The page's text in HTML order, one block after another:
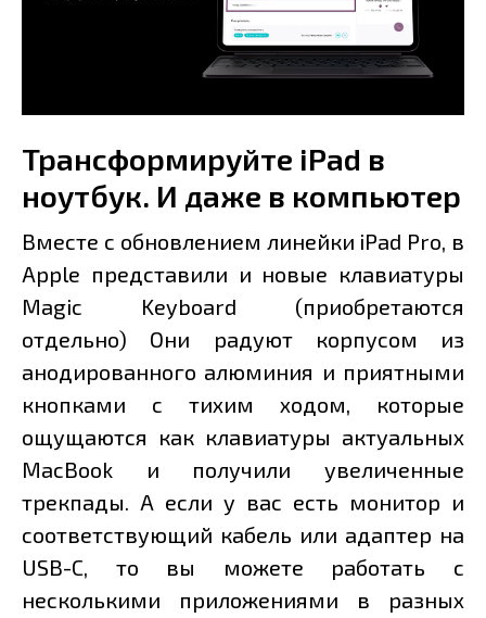
Трансформируйте iPad в
ноутбук. И даже в компьютер
Вместе с обновлением линейки iPad Pro, в
Apple представили и новые клавиатуры
Magic Keyboard (приобретаются
отдельно) Они радуют корпусом из
анодированного алюминия и приятными
кнопками с тихим ходом, которые
ощущаются как клавиатуры актуальных
MacBook и получили увеличенные
трекпады. А если у вас есть монитор и
соответствующий кабель или адаптер на
USB-C, то вы можете работать с
несколькими приложениями в разных